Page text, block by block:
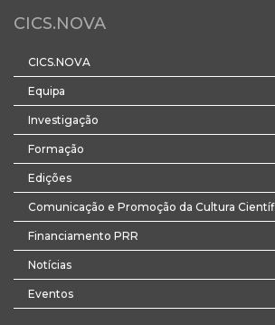
CICS.NOVA
CICS.NOVA
Equipa
Investigação
Formação
Edições
Comunicação e Promoção da Cultura
Financiamento PRR
Notícias
Eventos